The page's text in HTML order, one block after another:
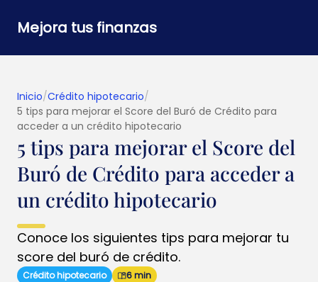
Mejora tus finanzas
Inicio/Crédito hipotecario/
5 tips para mejorar el Score del Buró de Crédito para
acceder a un crédito hipotecario
5 tips para mejorar el Score del
Buró de Crédito para acceder a
un crédito hipotecario
Conoce los siguientes tips para mejorar tu
score del buró de crédito.
Crédito hipotecario 6 min